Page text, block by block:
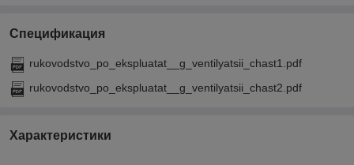
Спецификация
rukovodstvo_po_ekspluatat__g_ventilyatsii_chast1.pdf
rukovodstvo_po_ekspluatat__g_ventilyatsii_chast2.pdf
Характеристики